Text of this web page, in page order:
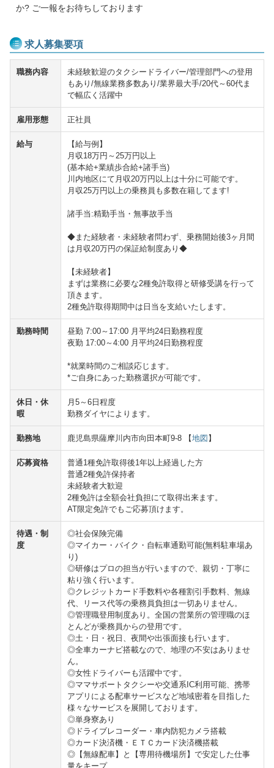
か? ご一報をお待ちしております
求人募集要項
職務内容
未経験歓迎のタクシードライバー/管理部門への登用
もあり/無線業務多数あり/業界最大手/20代～60代ま
で幅広く活躍中
雇用形態 正社員
給与
【給与例】
月収18万円～25万円以上
(基本給+業績歩合給+諸手当)
川内地区にて月収20万円以上は十分に可能です。
月収25万円以上の乗務員も多数在籍してます!
諸手当:精勤手当・無事故手当
◆また経験者・未経験者問わず、乗務開始後3ヶ月間
は月収20万円の保証給制度あり◆
【未経験者】
まずは業務に必要な2種免許取得と研修受講を行って
頂きます。
2種免許取得期間中は日当を支給いたします。
勤務時間
昼勤 7:00～17:00 月平均24日勤務程度
夜勤 17:00～4:00 月平均24日勤務程度
*就業時間のご相談応じます。
*ご自身にあった勤務選択が可能です。
休日・休
暇
月5～6日程度
勤務ダイヤによります。
勤務地 鹿児島県薩摩川内市向田本町9-8 【地図】
応募資格
普通1種免許取得後1年以上経過した方
普通2種免許保持者
未経験者大歓迎
2種免許は全額会社負担にて取得出来ます。
AT限定免許でもご応募頂けます。
待遇・制
度
◎社会保険完備
◎マイカー・バイク・自転車通勤可能(無料駐車場あ
り)
◎研修はプロの担当が行いますので、親切・丁寧に
粘り強く行います。
◎クレジットカード手数料や各種割引手数料、無線
代、リース代等の乗務員負担は一切ありません。
◎管理職登用制度あり。全国の営業所の管理職のほ
とんどが乗務員からの登用です。
◎土・日・祝日、夜間や出張面接も行います。
◎全車カーナビ搭載なので、地理の不安はありませ
ん。
◎女性ドライバーも活躍中です。
◎ママサポートタクシーや交通系IC利用可能、携帯
アプリによる配車サービスなど地域密着を目指した
様々なサービスを展開しております。
◎単身寮あり
◎ドライブレコーダー・車内防犯カメラ搭載
◎カード決済機・ＥＴＣカード決済機搭載
◎【無線配車】と【専用待機場所】で安定した仕事
量をキープ